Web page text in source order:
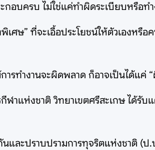
อบครบ ไม่ใช่แค่ทำผิดระเบียบหรือท
ศษ” ที่จะเอื้อประโยชน์ให้ตัวเองห
รทำงานจะผิดพลาด ก็อาจเป็นได้แค่
าแห่งชาติ วิทยาเขตศรีสะเกษ ได้รั
ละปราบปรามการทุจริตแห่งชาติ (ป